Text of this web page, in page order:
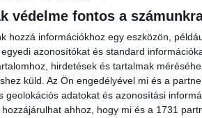
védelme fontos a
hozzá információkhoz egy eszközön,
azonosítókat és standard
hirdetések és tartalmak
küld. Az Ön engedélyével mi és a
adatokat és azonosítási
ahhoz, hogy mi és a 1731